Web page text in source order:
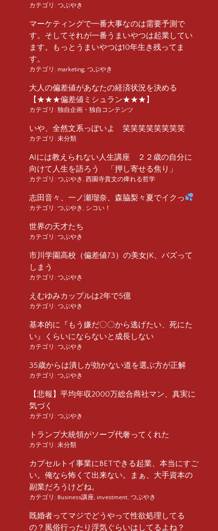
カテゴリ: つぶやき
マーケティングで一番大事なのは需要予測で
す。そしてそれが一番うまいやつは起業してい
ます。もっとうまいやつは10年生き残ってま
す。
カテゴリ: marketing つぶやき
大人の偏差値があなたの経済状況を決める
【★★★偏差値ミシュラン★★★】
カテゴリ: 独自企画・独自コンテンツ
いや、全然文系っぽいよ 笑笑笑笑笑笑笑笑
カテゴリ: 未分類
AIには教えられない人生講座 ２２歳の自分に
向けて人生を語ろう 「押し寄せる焦り」
カテゴリ: つぶやき 西園寺貴文の痺れる哲学
志田音々、一ノ瀬瑠奈、森脇梨々夏でイクっ
カテゴリ: つぶやき シコい！
世界の天才たち
カテゴリ: つぶやき
市川学園高校（偏差値73）の美女JK、バズって
しまう
カテゴリ: つぶやき
えむゆみカップルは2年で5億
カテゴリ: つぶやき
基本的に『もう嫌だ〇〇から逃げたい、死にた
い』くらいにならないと成長しない
カテゴリ: つぶやき
35歳からは潰しが効かない道を選ぶ方が正解
カテゴリ: つぶやき
【悲報】平均年収2000万総合商社マン、真実に
気づく
カテゴリ: つぶやき
トランプ大統領がソープ代奢ってくれた
カテゴリ: 未分類
カプセルトイ事業にBETできる起業、本当にすご
い。俺なら怖くて出来ない。まぁ、大手資本の
副業だろうけどね。
カテゴリ: Business講座 investment つぶやき
既婚者ってマジでどうやって性欲処理してる
の？風俗行ったり浮気ぐらいはしてるよね？